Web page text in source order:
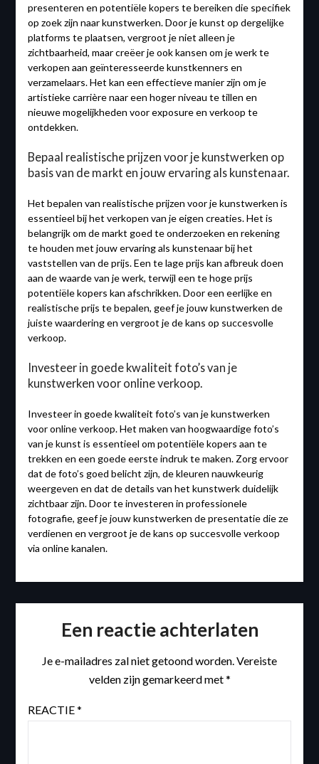
presenteren en potentiële kopers te bereiken die specifiek
op zoek zijn naar kunstwerken. Door je kunst op dergelijke
platforms te plaatsen, vergroot je niet alleen je
zichtbaarheid, maar creëer je ook kansen om je werk te
verkopen aan geïnteresseerde kunstkenners en
verzamelaars. Het kan een effectieve manier zijn om je
artistieke carrière naar een hoger niveau te tillen en
nieuwe mogelijkheden voor exposure en verkoop te
ontdekken.
Bepaal realistische prijzen voor je kunstwerken op
basis van de markt en jouw ervaring als kunstenaar.
Het bepalen van realistische prijzen voor je kunstwerken is
essentieel bij het verkopen van je eigen creaties. Het is
belangrijk om de markt goed te onderzoeken en rekening
te houden met jouw ervaring als kunstenaar bij het
vaststellen van de prijs. Een te lage prijs kan afbreuk doen
aan de waarde van je werk, terwijl een te hoge prijs
potentiële kopers kan afschrikken. Door een eerlijke en
realistische prijs te bepalen, geef je jouw kunstwerken de
juiste waardering en vergroot je de kans op succesvolle
verkoop.
Investeer in goede kwaliteit foto’s van je
kunstwerken voor online verkoop.
Investeer in goede kwaliteit foto’s van je kunstwerken
voor online verkoop. Het maken van hoogwaardige foto’s
van je kunst is essentieel om potentiële kopers aan te
trekken en een goede eerste indruk te maken. Zorg ervoor
dat de foto’s goed belicht zijn, de kleuren nauwkeurig
weergeven en dat de details van het kunstwerk duidelijk
zichtbaar zijn. Door te investeren in professionele
fotografie, geef je jouw kunstwerken de presentatie die ze
verdienen en vergroot je de kans op succesvolle verkoop
via online kanalen.
Een reactie achterlaten
Je e-mailadres zal niet getoond worden.Vereiste
velden zijn gemarkeerd met*
REACTIE*